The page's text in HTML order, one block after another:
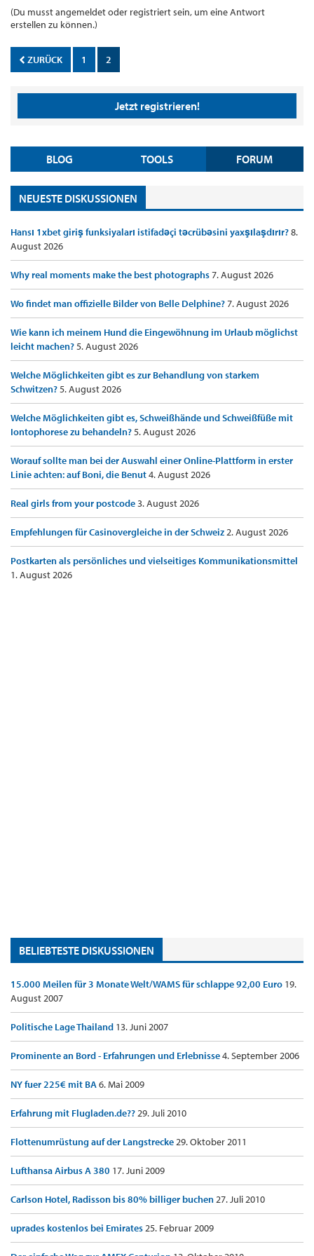
(Du musst angemeldet oder registriert sein, um eine Antwort
erstellen zu können.)
ZURÜCK 1 2
Jetzt registrieren!
BLOG TOOLS FORUM
NEUESTE DISKUSSIONEN
Hansı 1xbet giriş funksiyaları istifadəçi təcrübəsini yaxşılaşdırır?8.
August 2026
Why real moments make the best photographs7. August 2026
Wo findet man offizielle Bilder von Belle Delphine?7. August 2026
Wie kann ich meinem Hund die Eingewöhnung im Urlaub möglichst
leicht machen?5. August 2026
Welche Möglichkeiten gibt es zur Behandlung von starkem
Schwitzen?5. August 2026
Welche Möglichkeiten gibt es, Schweißhände und Schweißfüße mit
Iontophorese zu behandeln?5. August 2026
Worauf sollte man bei der Auswahl einer Online-Plattform in erster
Linie achten: auf Boni, die Benut4. August 2026
Real girls from your postcode3. August 2026
Empfehlungen für Casinovergleiche in der Schweiz2. August 2026
Postkarten als persönliches und vielseitiges Kommunikationsmittel
1. August 2026
BELIEBTESTE DISKUSSIONEN
15.000 Meilen für 3 Monate Welt/WAMS für schlappe 92,00 Euro 19.
August 2007
Politische Lage Thailand 13. Juni 2007
Prominente an Bord - Erfahrungen und Erlebnisse4. September 2006
NY fuer 225€ mit BA6. Mai 2009
Erfahrung mit Flugladen.de??29. Juli 2010
Flottenumrüstung auf der Langstrecke29. Oktober 2011
Lufthansa Airbus A 380 17. Juni 2009
Carlson Hotel, Radisson bis 80% billiger buchen27. Juli 2010
uprades kostenlos bei Emirates25. Februar 2009